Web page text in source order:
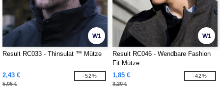
W1
Result RC033 - Thinsulat ™ Mütze
2,43 €
5,05 €
-52%
W1
Result RC046 - Wendbare Fashion
Fit Mütze
1,85 €
3,20 €
-42%